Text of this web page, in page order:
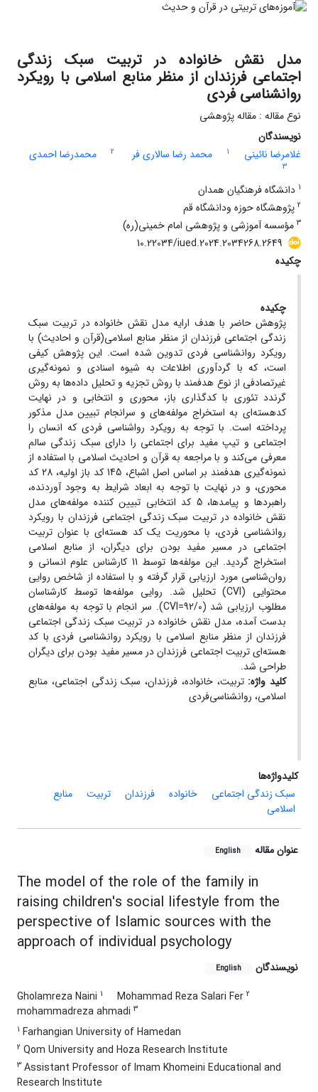
مدل نقش خانواده در تربیت سبک زندگی
اجتماعی فرزندان از منظر منابع اسلامی با رویکرد
روانشناسی فردی
نوع مقاله : مقاله پژوهشی
نویسندگان
غلامرضا نائینی
1 محمد رضا سالاری فر 2 محمدرضا احمدی
3
1 دانشگاه فرهنگیان همدان
2 پژوهشگاه حوزه ودانشگاه قم
3 مؤسسه آموزشی و پژوهشی امام خمینی(ره)
10.22034/iued.2024.2034268.2649
چکیده
چکیده
پژوهش حاضر با هدف ارایه مدل نقش خانواده در تربیت سبک
زندگی اجتماعی فرزندان از منظر منابع اسلامی(قرآن و احادیث) با
رویکرد روانشناسی فردی تدوین شده است. این پژوهش کیفی
است، که با گردآوری اطلاعات به شیوه اسنادی و نمونه‌گیری
غیر‌تصادفی از نوع هدفمند با روش تجزیه و تحلیل داده‌ها به روش
گرندد تئوری با کدگذاری باز، محوری و انتخابی و در نهایت
کدهسته‌ای به استخراج مولفه‌های و سرانجام تبیین مدل مذکور
پرداخته است. با توجه به رویکرد رواشناسی فردی که انسان را
اجتماعی و تیپ مفید برای اجتماعی را دارای سبک زندگی سالم
معرفی می‌کند و با مراجعه به قرآن و احادیث اسلامی با استفاده از
نمونه‌گیری هدفمند بر اساس اصل اشباع، 145 کد باز اولیه، 28 کد
محوری، و در نهایت با توجه به ابعاد شرایط به وجود آوردنده،
راهبردها و پیامدها، 5 کد انتخابی تبیین کننده مولفه‌‌های مدل
نقش خانواده در تربیت سبک زندگی اجتماعی فرزندان با رویکرد
روانشناسی فردی، با محوریت یک کد ‌هسته‌ای با عنوان تربیت
اجتماعی در مسیر مفید بودن برای دیگران، از منابع اسلامی
استخراج گردید. این مولفه‌ها توسط 11 کارشناس علوم انسانی و
روان‌شناسی مورد ارزیابی قرار گرفته و با استفاده از شاخص روایی
محتوایی (CVI) تحلیل شد. روایی مولفه‌ها توسط کارشناسان
مطلوب ارزیابی شد (92/0=CVI). سر انجام با توجه به مولفه‌های
بدست آمده، مدل نقش خانواده در تربیت سبک زندگی اجتماعی
فرزندان از منظر منابع اسلامی با رویکرد روانشناسی فردی با کد
هسته‌ای تربیت اجتماعی فرزندان در مسیر مفید بودن برای دیگران
طراحی شد.
کلید واژه: تربیت، خانواده، فرزندان، سبک زندگی اجتماعی، منابع
اسلامی، روانشناسی‌فردی
کلیدواژه‌ها
سبک زندگی اجتماعی
خانواده فرزندان تربیت
منابع
اسلامی
عنوان مقاله English
The model of the role of the family in
raising children's social lifestyle from the
perspective of Islamic sources with the
approach of individual psychology
نویسندگان English
Gholamreza Naini 1 Mohammad Reza Salari Fer 2
mohammadreza ahmadi 3
1 Farhangian University of Hamedan
2 Qom University and Hoza Research Institute
3 Assistant Professor of Imam Khomeini Educational and
Research Institute